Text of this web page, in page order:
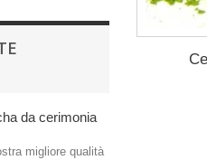
da cerimonia
migliore qualità